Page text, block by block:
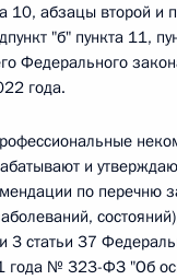
10, абзацы второй и
"б" пункта 11,
Федерального
года.
и
по перечню
3 статьи 37
года № 323-ФЗ "Об